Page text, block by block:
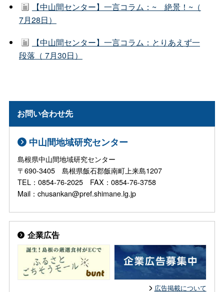
【中山間センター】一言コラム：~ 絶景！~（
7月28日）
【中山間センター】一言コラム：とりあえず一
段落（ 7月30日）
お問い合わせ先
中山間地域研究センター
島根県中山間地域研究センター
〒690-3405 島根県飯石郡飯南町上来島1207
TEL：0854-76-2025 FAX：0854-76-3758
Mail：chusankan@pref.shimane.lg.jp
企業広告
広告掲載について